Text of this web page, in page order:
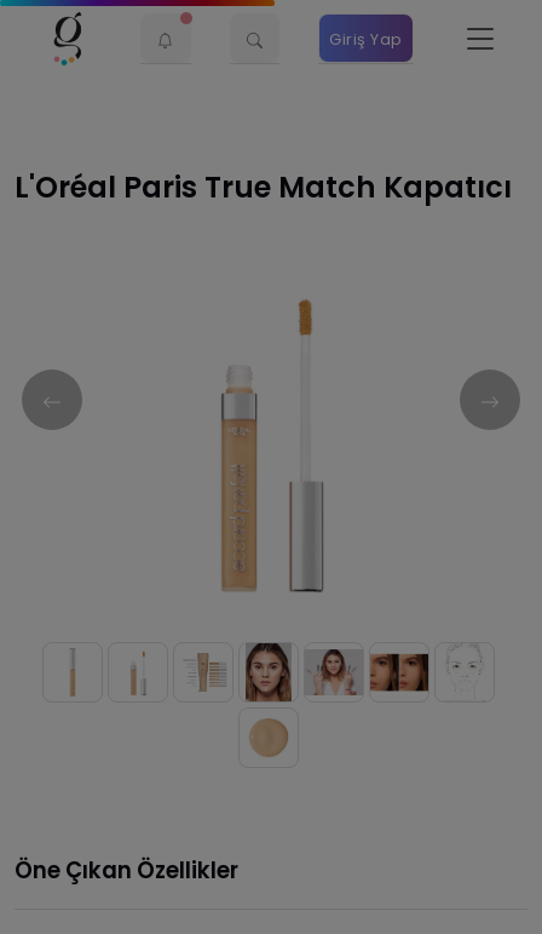
Giriş Yap
L'Oréal Paris True Match Kapatıcı
Öne Çıkan Özellikler